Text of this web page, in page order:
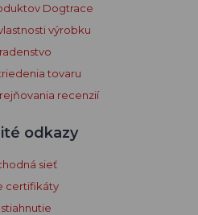
Dogtrace
výrobku
tovaru
recenzií
odkazy
sieť
certifikáty
stiahnutie